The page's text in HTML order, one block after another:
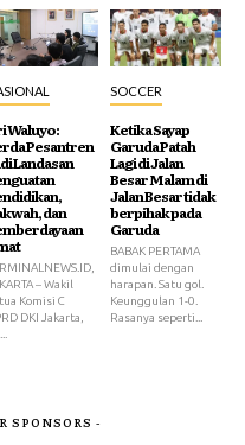
Waluyo:
Pesantren
Landasan
dan
– Wakil
Komisi C
DKI Jakarta,
SOCCER
Ketika Sayap
Garuda Patah
Lagi di Jalan
Besar Malam di
Jalan Besar tidak
berpihak pada
Garuda
BABAK PERTAMA
dimulai dengan
harapan. Satu gol.
Keunggulan 1-0.
Rasanya seperti...
SPONSORS -